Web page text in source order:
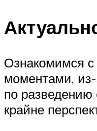
Ознакомимся
моментами,
по разведению
крайне